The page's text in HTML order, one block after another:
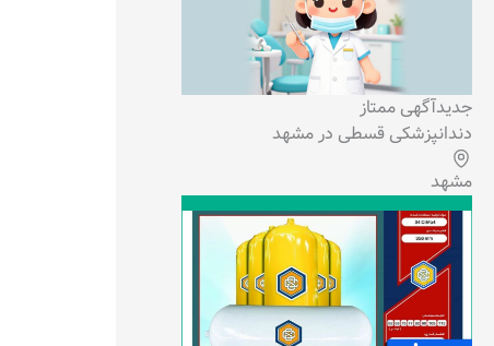
جدیدآگهی ممتاز
دندانپزشکی قسطی در مشهد
مشهد